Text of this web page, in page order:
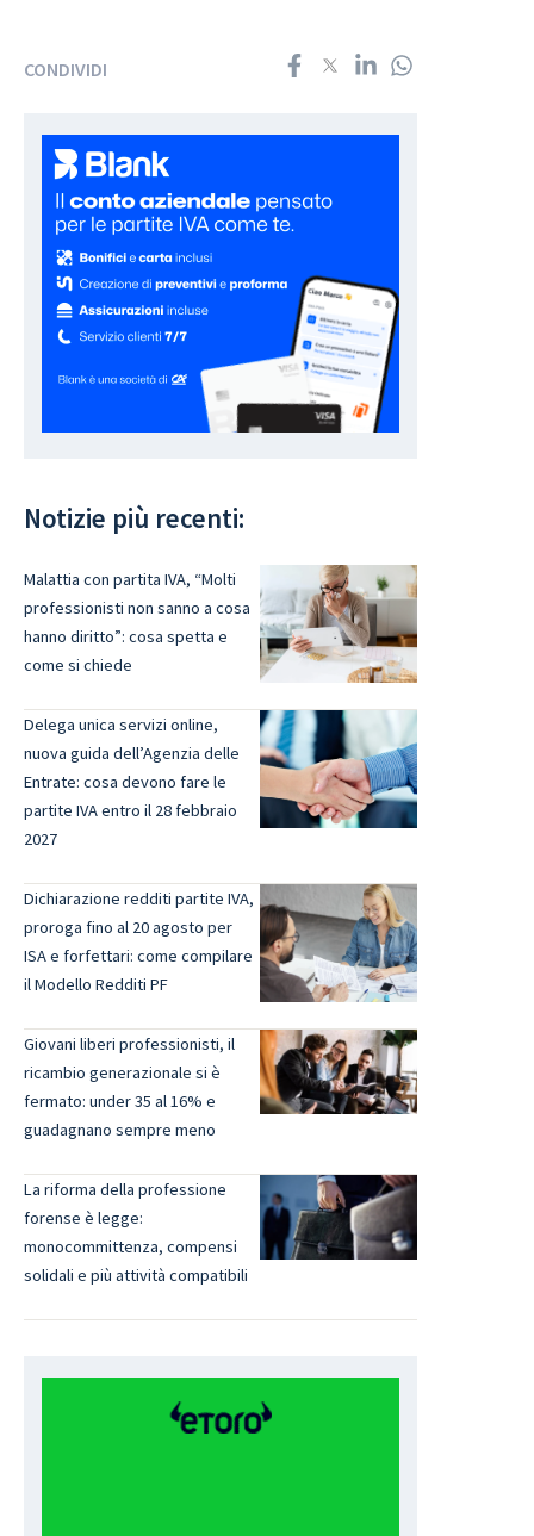
CONDIVIDI
Notizie più recenti:
Malattia con partita IVA, “Molti
professionisti non sanno a cosa
hanno diritto”: cosa spetta e
come si chiede
Delega unica servizi online,
nuova guida dell’Agenzia delle
Entrate: cosa devono fare le
partite IVA entro il 28 febbraio
2027
Dichiarazione redditi partite IVA,
proroga fino al 20 agosto per
ISA e forfettari: come compilare
il Modello Redditi PF
Giovani liberi professionisti, il
ricambio generazionale si è
fermato: under 35 al 16% e
guadagnano sempre meno
La riforma della professione
forense è legge:
monocommittenza, compensi
solidali e più attività compatibili